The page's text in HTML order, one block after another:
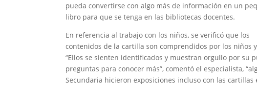
pueda convertirse con algo más de información en un
libro para que se tenga en las bibliotecas docentes.
En referencia al trabajo con los niños, se verificó que los
contenidos de la cartilla son comprendidos por los niños
“Ellos se sienten identificados y muestran orgullo por su
preguntas para conocer más”, comentó el especialista,
Secundaria hicieron exposiciones incluso con las